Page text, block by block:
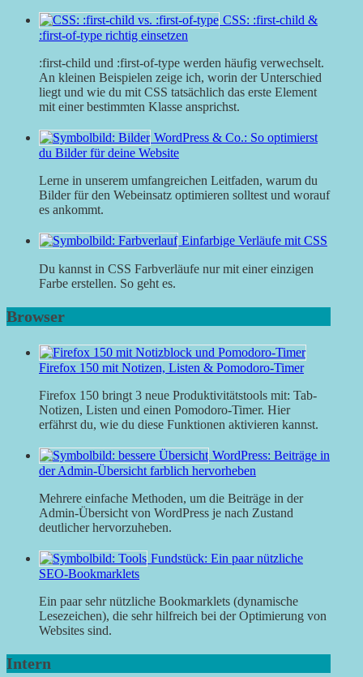
CSS: :first-child &
:first-of-type richtig einsetzen
:first-child und :first-of-type werden häufig verwechselt.
An kleinen Beispielen zeige ich, worin der Unterschied
liegt und wie du mit CSS tatsächlich das erste Element
mit einer bestimmten Klasse ansprichst.
WordPress & Co.: So optimierst
du Bilder für deine Website
Lerne in unserem umfangreichen Leitfaden, warum du
Bilder für den Webeinsatz optimieren solltest und worauf
es ankommt.
Einfarbige Verläufe mit CSS
Du kannst in CSS Farbverläufe nur mit einer einzigen
Farbe erstellen. So geht es.
Browser
Firefox 150 mit Notizen, Listen & Pomodoro-Timer
Firefox 150 bringt 3 neue Produktivitätstools mit: Tab-
Notizen, Listen und einen Pomodoro-Timer. Hier
erfährst du, wie du diese Funktionen aktivieren kannst.
WordPress: Beiträge in
der Admin-Übersicht farblich hervorheben
Mehrere einfache Methoden, um die Beiträge in der
Admin-Übersicht von WordPress je nach Zustand
deutlicher hervorzuheben.
Fundstück: Ein paar nützliche
SEO-Bookmarklets
Ein paar sehr nützliche Bookmarklets (dynamische
Lesezeichen), die sehr hilfreich bei der Optimierung von
Websites sind.
Intern